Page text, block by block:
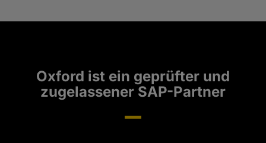
Oxford ist ein geprüfter und
zugelassener SAP-Partner